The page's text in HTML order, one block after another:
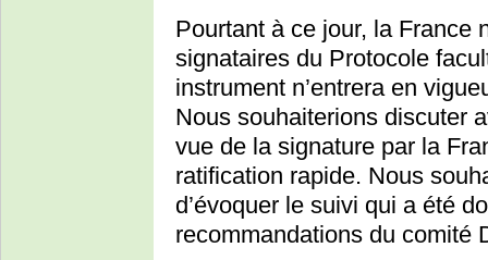
Pourtant à ce jour, la France
signataires du Protocole
instrument n’entrera en
Nous souhaiterions discuter
vue de la signature par la
ratification rapide. Nous
d’évoquer le suivi qui a été
recommandations du comité